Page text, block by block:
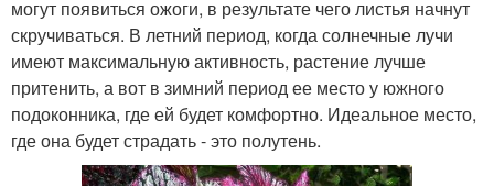
могут появиться ожоги, в результате чего листья начнут
скручиваться. В летний период, когда солнечные лучи
имеют максимальную активность, растение лучше
притенить, а вот в зимний период ее место у южного
подоконника, где ей будет комфортно. Идеальное место,
где она будет страдать - это полутень.